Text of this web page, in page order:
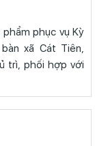
phục vụ Kỳ
xã Cát Tiên,
trì, phối hợp với